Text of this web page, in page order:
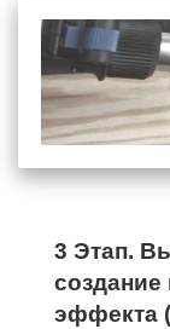
3 Этап.
создание
эффекта